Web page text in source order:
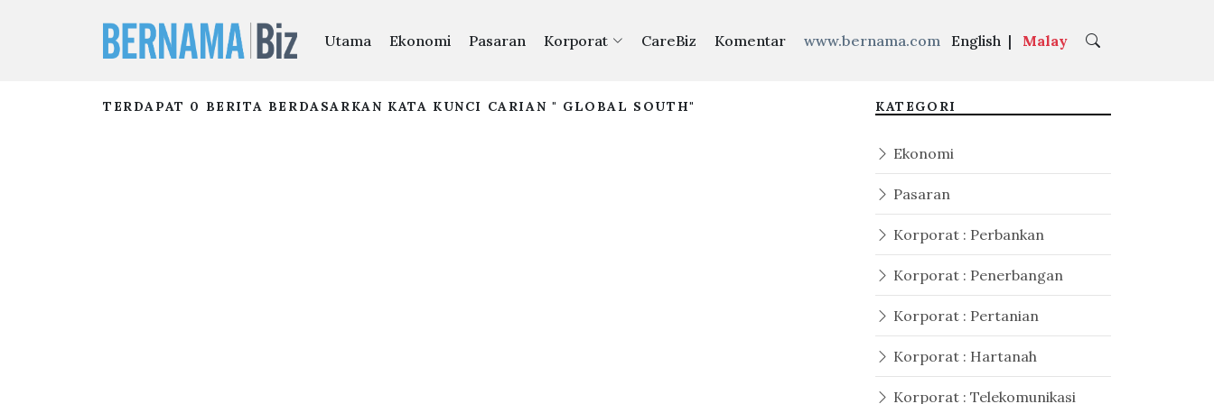
Utama Ekonomi Pasaran Korporat CareBiz Komentar www.bernama.com English | Malay
TERDAPAT 0 BERITA BERDASARKAN KATA KUNCI CARIAN " GLOBAL SOUTH" KATEGORI
Ekonomi
Pasaran
Korporat : Perbankan
Korporat : Penerbangan
Korporat : Pertanian
Korporat : Hartanah
Korporat : Telekomunikasi